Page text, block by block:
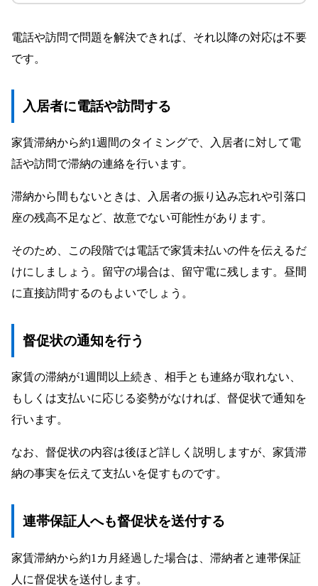
電話や訪問で問題を解決できれば、それ以降の対応は不要
です。
入居者に電話や訪問する
家賃滞納から約1週間のタイミングで、入居者に対して電
話や訪問で滞納の連絡を行います。
滞納から間もないときは、入居者の振り込み忘れや引落口
座の残高不足など、故意でない可能性があります。
そのため、この段階では電話で家賃未払いの件を伝えるだ
けにしましょう。留守の場合は、留守電に残します。昼間
に直接訪問するのもよいでしょう。
督促状の通知を行う
家賃の滞納が1週間以上続き、相手とも連絡が取れない、
もしくは支払いに応じる姿勢がなければ、督促状で通知を
行います。
なお、督促状の内容は後ほど詳しく説明しますが、家賃滞
納の事実を伝えて支払いを促すものです。
連帯保証人へも督促状を送付する
家賃滞納から約1カ月経過した場合は、滞納者と連帯保証
人に督促状を送付します。